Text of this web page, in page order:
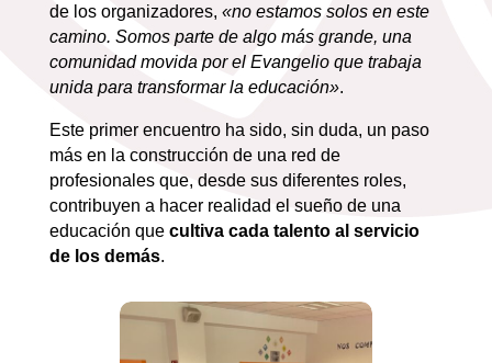
de los organizadores, «no estamos solos en este
camino. Somos parte de algo más grande, una
comunidad movida por el Evangelio que trabaja
unida para transformar la educación».
Este primer encuentro ha sido, sin duda, un paso
más en la construcción de una red de
profesionales que, desde sus diferentes roles,
contribuyen a hacer realidad el sueño de una
educación que cultiva cada talento al servicio
de los demás.